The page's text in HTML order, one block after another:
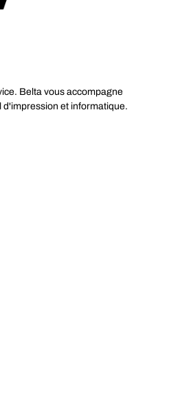
Belta vous accompagne
d'impression et informatique.